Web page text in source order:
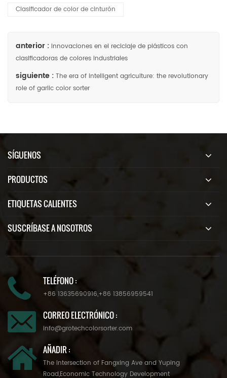
Clasificador de color de cinturón
anterior : Innovaciones en el reciclaje de plásticos con
clasificadoras de colores industriales
siguiente : The era of intelligent agriculture: the revolutionary
role of garlic color sorter
SÍGUENOS
PRODUCTOS
ETIQUETAS CALIENTES
SUSCRÍBASE A NOSOTROS
TELÉFONO :
+86 13635690916,+86 13856959541
CORREO ELECTRÓNICO :
info@grotechcolorsorter.com
AÑADIR :
The Intersection of Fangxing Ave and Yuping
Road,Economic Technology Development